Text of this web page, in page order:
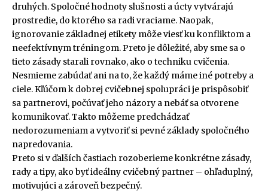
druhých. Spoločné hodnoty slušnosti a úcty vytvárajú
prostredie, do ktorého sa radi vraciame. Naopak,
ignorovanie základnej etikety môže viesť ku konfliktom a
neefektívnym tréningom. Preto je dôležité, aby sme sa o
tieto zásady starali rovnako, ako o techniku cvičenia.
Nesmieme zabúdať ani na to, že každý máme iné potreby a
ciele. Kľúčom k dobrej cvičebnej spolupráci je prispôsobiť
sa partnerovi, počúvať jeho názory a nebáť sa otvorene
komunikovať. Takto môžeme predchádzať
nedorozumeniam a vytvoriť si pevné základy spoločného
napredovania.
Preto si v ďalších častiach rozoberieme konkrétne zásady,
rady a tipy, ako byť ideálny cvičebný partner – ohľaduplný,
motivujúci a zároveň bezpečný.